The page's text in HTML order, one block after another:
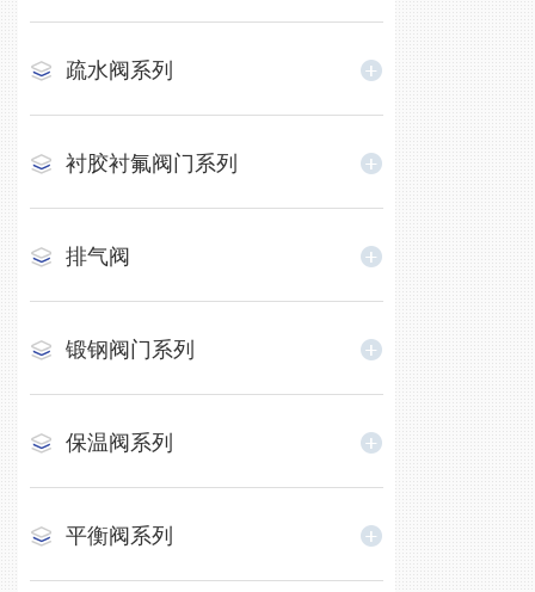
疏水阀系列
衬胶衬氟阀门系列
排气阀
锻钢阀门系列
保温阀系列
平衡阀系列